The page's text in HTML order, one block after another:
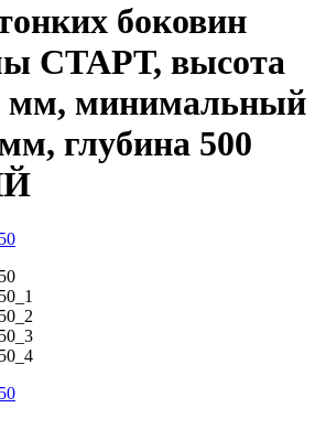
боковин
СТАРТ, высота
мм, минимальный
глубина 500